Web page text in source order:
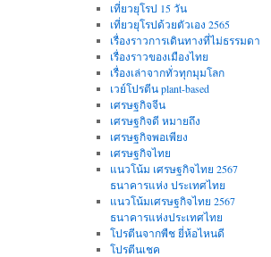
เที่ยวยุโรป 15 วัน
เที่ยวยุโรปด้วยตัวเอง 2565
เรื่องราวการเดินทางที่ไม่ธรรมดา
เรื่องราวของเมืองไทย
เรื่องเล่าจากทั่วทุกมุมโลก
เวย์โปรตีน plant-based
เศรษฐกิจจีน
เศรษฐกิจดี หมายถึง
เศรษฐกิจพอเพียง
เศรษฐกิจไทย
แนวโน้ม เศรษฐกิจไทย 2567
ธนาคารแห่ง ประเทศไทย
แนวโน้มเศรษฐกิจไทย 2567
ธนาคารแห่งประเทศไทย
โปรตีนจากพืช ยี่ห้อไหนดี
โปรตีนเชค